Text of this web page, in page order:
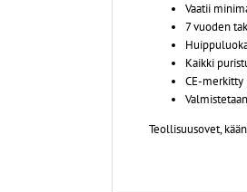
Vaatii
7 vuoden
Kaikki
CE-merkitty
Teollisuusovet,